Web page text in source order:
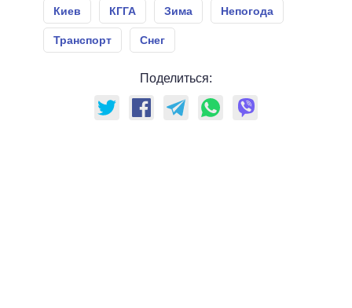
Киев КГГА Зима Непогода
Транспорт Снег
Поделиться: